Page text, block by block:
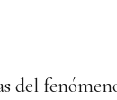
del